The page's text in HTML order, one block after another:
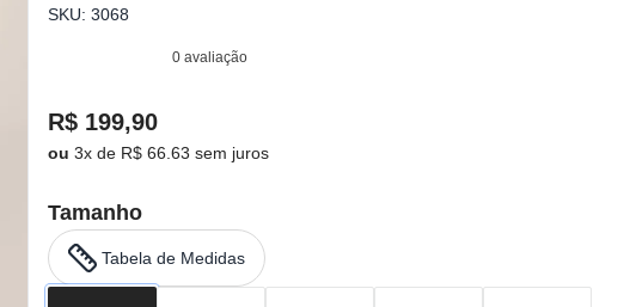
SKU: 3068
0 avaliação
R$ 199,90
ou 3x de R$ 66.63 sem juros
Tamanho
Tabela de Medidas